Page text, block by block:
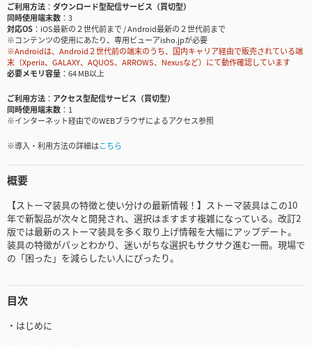
ご利用方法
ダウンロード型配信サービス（買切型）
同時使用端末数
3
対応OS
iOS最新の２世代前まで / Android最新の２世代前まで
※コンテンツの使用にあたり、専用ビューアisho.jpが必要
※Androidは、Android２世代前の端末のうち、国内キャリア経由で販売されている端
末（Xperia、GALAXY、AQUOS、ARROWS、Nexusなど）にて動作確認しています
必要メモリ容量
64 MB以上
ご利用方法
アクセス型配信サービス（買切型）
同時使用端末数
1
※インターネット経由でのWEBブラウザによるアクセス参照
※導入・利用方法の詳細はこちら
概要
【ストーマ装具の特徴と使い分けの最新情報！】ストーマ装具はこの10
年で新製品が次々と開発され、選択はますます複雑になっている。改訂2
版では最新のストーマ装具を多く取り上げ情報を大幅にアップデート。
装具の特徴がパッとわかり、迷いがちな選択もサクサク進む一冊。現場で
の「困った」を減らしたい人にぴったり。
目次
・はじめに